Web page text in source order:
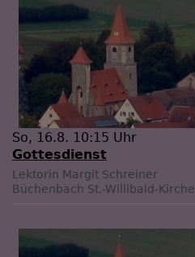
So, 16.8. 10:15 Uhr
Gottesdienst
Lektorin Margit Schreiner
Büchenbach St.-Willibald-Kirche